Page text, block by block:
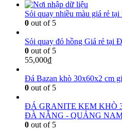
Sỏi quay nhiều màu giá rẻ
0 out of 5
Sỏi quay đỏ hồng Giá rẻ tại
0 out of 5
55,000₫
Đá Bazan khò 30x60x2 cm
0 out of 5
ĐÁ GRANITE KEM KHÒ
ĐÀ NẴNG - QUẢNG
0 out of 5